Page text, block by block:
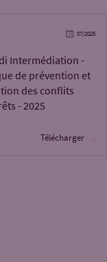
07/2025
Intermédiation -
de prévention et
des conflits
- 2025
Télécharger